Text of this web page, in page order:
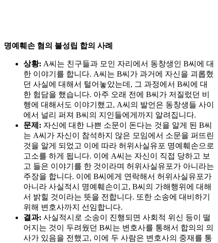
명예훼손 혐의 불성립 합의 사례
상황: A씨는 친구들과 모인 자리에서 동창생인 B씨에 대
한 이야기를 합니다. A씨는 B씨가 과거에 자신을 괴롭혔
던 사실에 대해서 털어놓았는데, 그 과정에서 B씨에 대
한 험담을 했습니다. 아주 오래 전에 B씨가 저질렀던 비
행에 대해서도 이야기했고, A씨의 발언은 동창생들 사이
에서 널리 퍼져 B씨의 지인들에게까지 알려집니다.
문제: 자신에 대한 나쁜 소문이 돈다는 것을 알게 된 B씨
는 A씨가 자신이 참석하지 않은 모임에서 소문을 퍼뜨린
것을 알게 되었고 이에 따라 허위사실유포 명예훼손으로
고소를 하게 됩니다. 이에 A씨는 자신이 직접 당하고 보
고 들은 이야기를 한 것이라며 허위사실유포가 아니라는
주장을 합니다. 이에 B씨에게 연락해서 허위사실유포가
아니라 사실적시 명예훼손이고, B씨의 가해행위에 대해
서 밝힐 것이라는 뜻을 전합니다. 또한 소송에 대비하기
위해 변호사까지 선임합니다.
결과: 사실적시로 소송이 진행되면 사회적 위신 등이 떨
어지는 것이 두려웠던 B씨는 변호사를 통해서 합의의 의
사가 있음을 전했고, 이에 두 사람은 변호사의 중재를 통